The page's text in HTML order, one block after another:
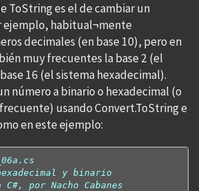
ToString es el de cambiar un
ejemplo, habitual¬mente
decimales (en base 10), pero en
muy frecuentes la base 2 (el
16 (el sistema hexadecimal).
número a binario o hexadecimal (o
usando Convert.ToString e
en este ejemplo:
y binario
por Nacho Cabanes